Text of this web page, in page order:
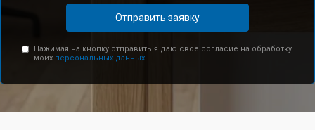
Отправить заявку
Нажимая на кнопку отправить я даю свое согласие на обработку
моих персональных данных.